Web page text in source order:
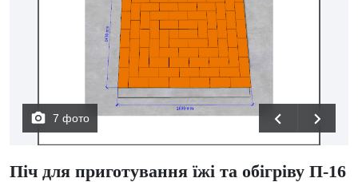
7 фото
Піч для приготування їжі та обігріву П-16